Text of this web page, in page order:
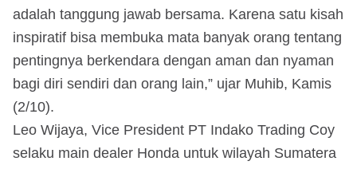
adalah tanggung jawab bersama. Karena satu kisah
inspiratif bisa membuka mata banyak orang tentang
pentingnya berkendara dengan aman dan nyaman
bagi diri sendiri dan orang lain,” ujar Muhib, Kamis
(2/10).
Leo Wijaya, Vice President PT Indako Trading Coy
selaku main dealer Honda untuk wilayah Sumatera